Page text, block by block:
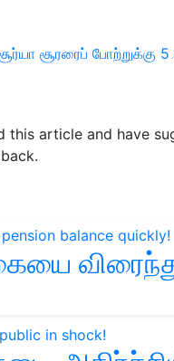
சூரரைப் போற்றுக்கு 5
this article and have